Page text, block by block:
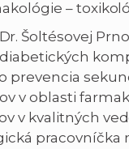
–
Šoltésovej
prevencia
v oblasti
v kvalitných